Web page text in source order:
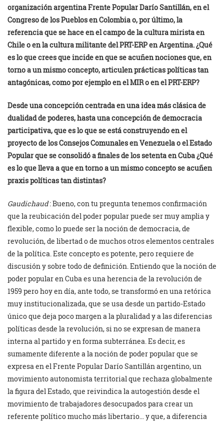
organización argentina Frente Popular Darío Santillán, en el
Congreso de los Pueblos en Colombia o, por último, la
referencia que se hace en el campo de la cultura mirista en
Chile o en la cultura militante del PRT-ERP en Argentina. ¿Qué
es lo que crees que incide en que se acuñen nociones que, en
torno a un mismo concepto, articulen prácticas políticas tan
antagónicas, como por ejemplo en el MIR o en el PRT-ERP?
Desde una concepción centrada en una idea más clásica de
dualidad de poderes, hasta una concepción de democracia
participativa, que es lo que se está construyendo en el
proyecto de los Consejos Comunales en Venezuela o el Estado
Popular que se consolidó a finales de los setenta en Cuba ¿Qué
es lo que lleva a que en torno a un mismo concepto se acuñen
praxis políticas tan distintas?
Gaudichaud: Bueno, con tu pregunta tenemos confirmación
que la reubicación del poder popular puede ser muy amplia y
flexible, como lo puede ser la noción de democracia, de
revolución, de libertad o de muchos otros elementos centrales
de la política. Este concepto es potente, pero requiere de
discusión y sobre todo de definición. Entiendo que la noción de
poder popular en Cuba es una herencia de la revolución de
1959 pero hoy en día, ante todo, se transformó en una retórica
muy institucionalizada, que se usa desde un partido-Estado
único que deja poco margen a la pluralidad y a las diferencias
políticas desde la revolución, si no se expresan de manera
interna al partido y en forma subterránea. Es decir, es
sumamente diferente a la noción de poder popular que se
expresa en el Frente Popular Darío Santillán argentino, un
movimiento autonomista territorial que rechaza globalmente
la figura del Estado, que reivindica la autogestión desde el
movimiento de trabajadores desocupados para crear un
referente político mucho más libertario… y que, a diferencia